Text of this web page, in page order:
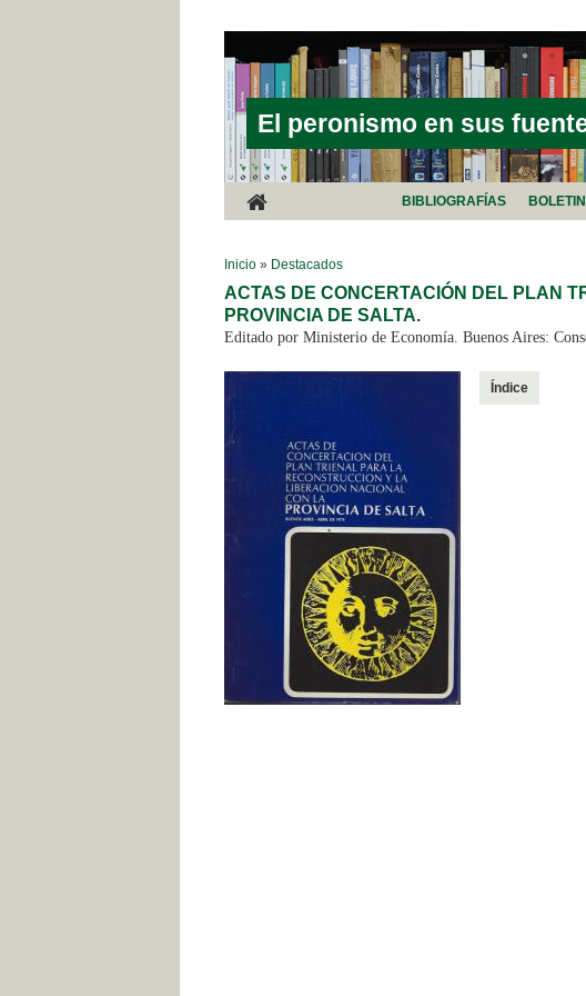
El peronismo en sus
BIBLIOGRAFÍAS
SE ENCUENTRA USTED AQUÍ
Inicio » Destacados
ACTAS DE CONCERTACIÓN DEL PLAN
PROVINCIA DE SALTA.
Editado por Ministerio de Economía. Buenos Aires:
Índice